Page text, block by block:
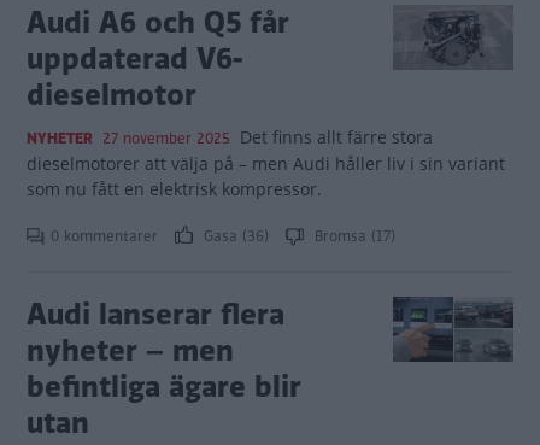
Audi A6 och Q5 får
uppdaterad V6-
dieselmotor
NYHETER 27 november 2025 Det finns allt färre stora
dieselmotorer att välja på – men Audi håller liv i sin variant
som nu fått en elektrisk kompressor.
0 kommentarer Gasa (36) Bromsa (17)
Audi lanserar flera
nyheter – men
befintliga ägare blir
utan